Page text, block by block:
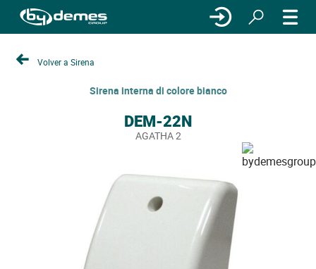
Volver a Sirena
Sirena interna di colore bianco
DEM-22N
AGATHA 2